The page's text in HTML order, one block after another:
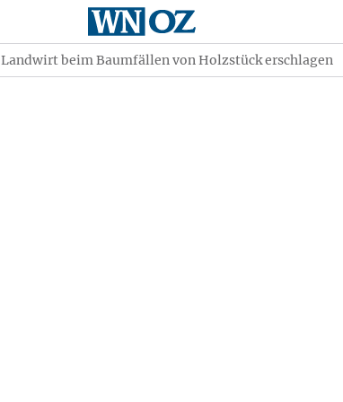
Landwirt beim Baumfällen von Holzstück erschlagen